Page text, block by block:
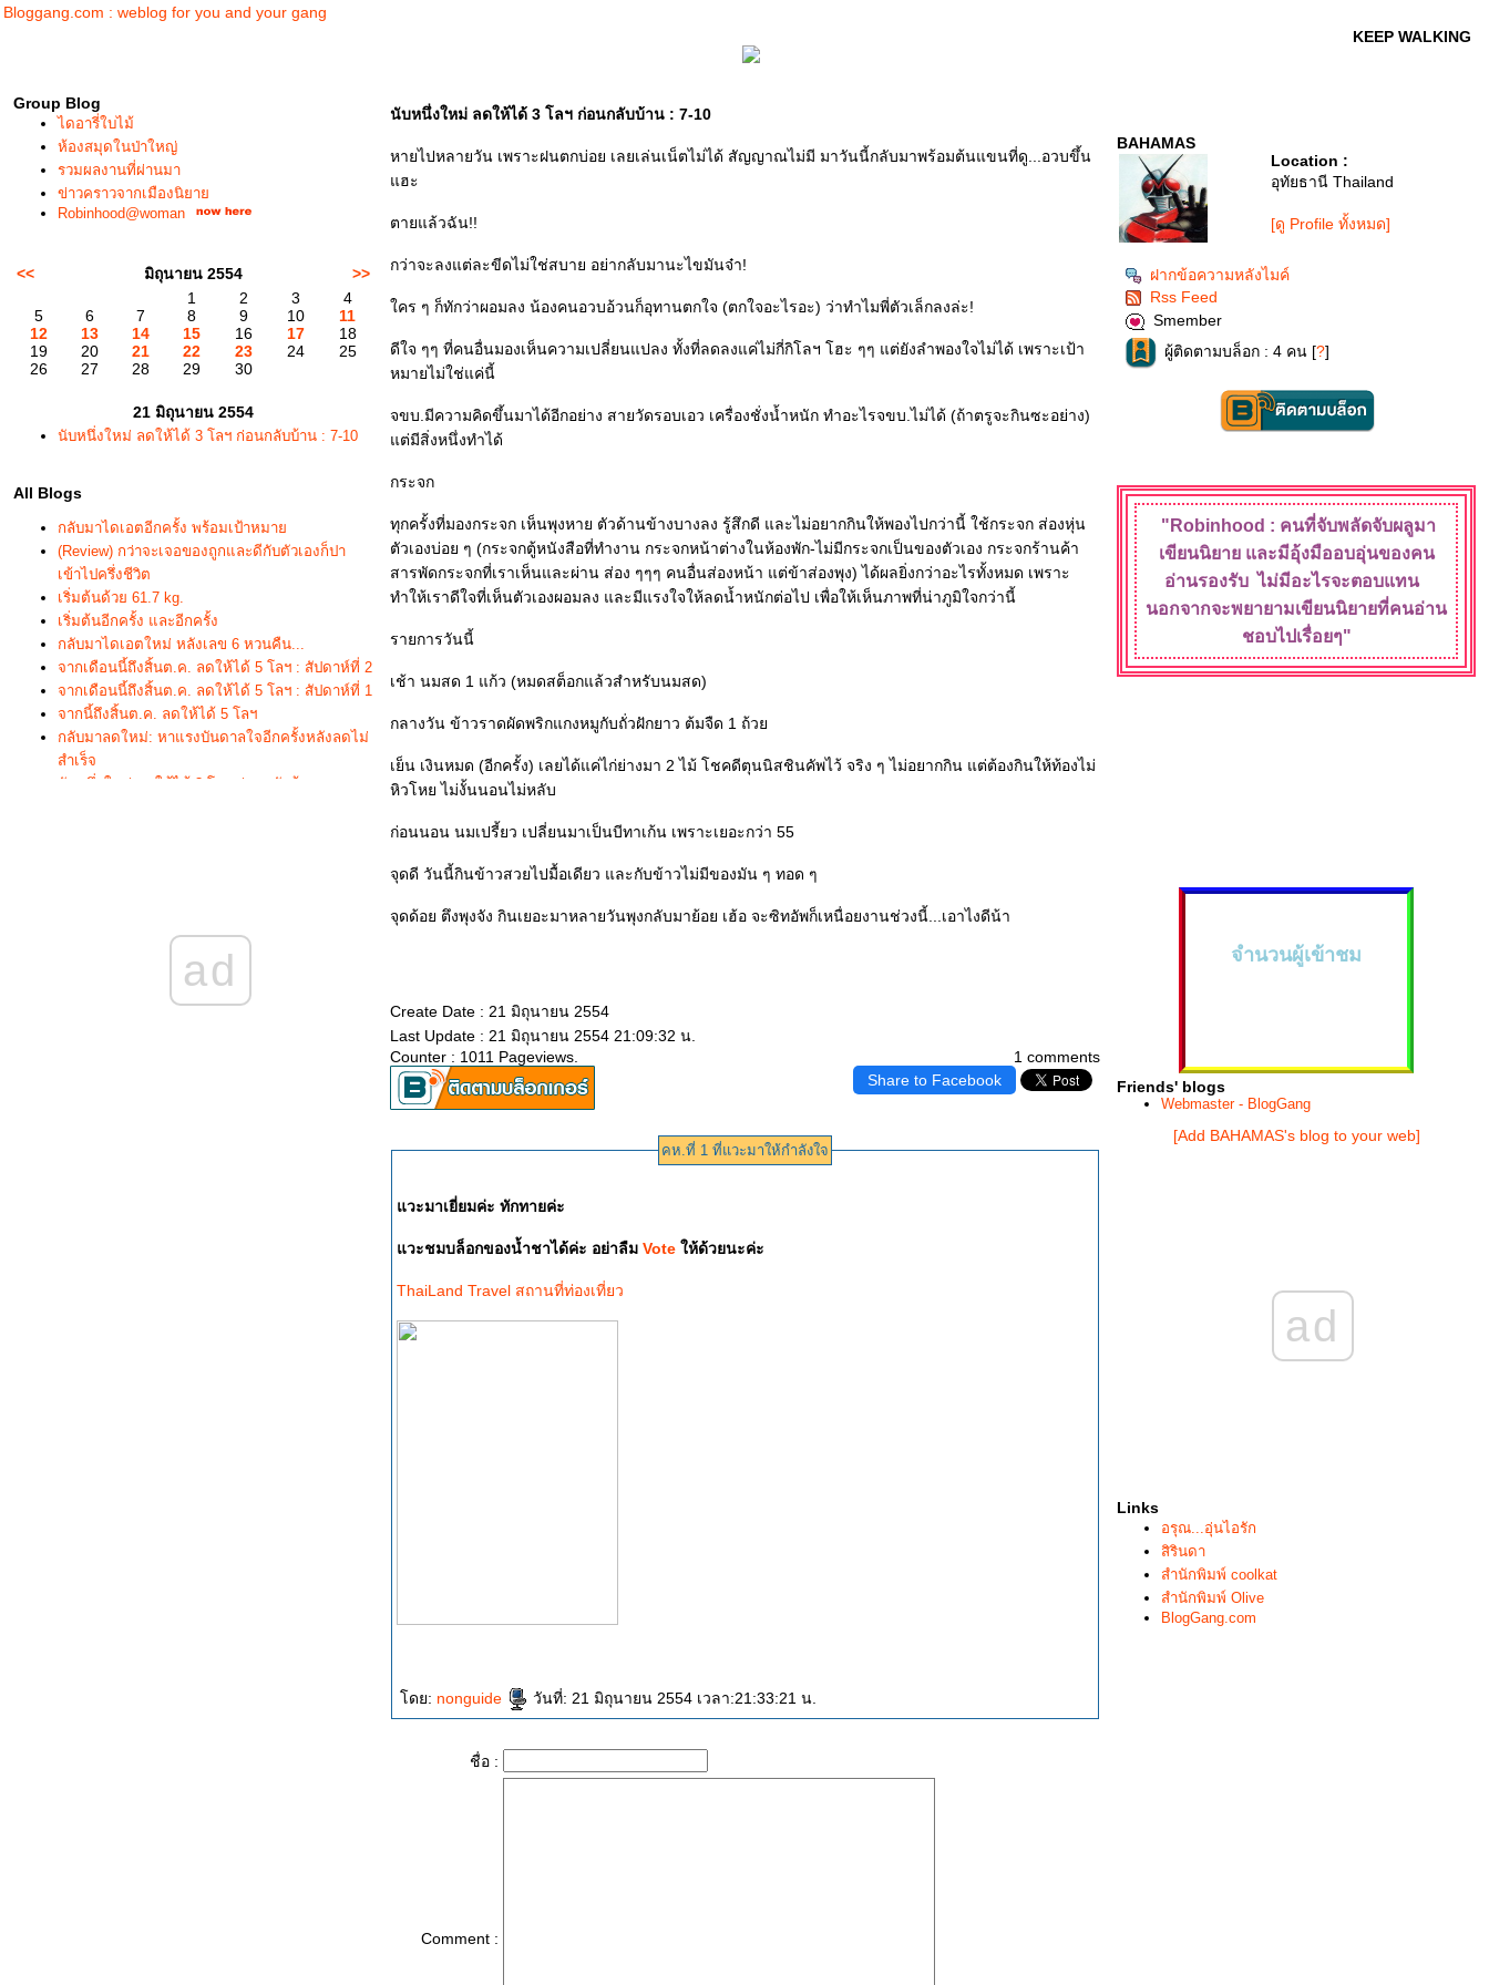
Bloggang.com : weblog for you and your gang
KEEP WALKING
Group Blog
ไดอารี่ใบไม้
ห้องสมุดในป่าใหญ่
รวมผลงานที่ผ่านมา
ข่าวคราวจากเมืองนิยา
Robinhood@woman
<< มิถุนายน 2554
>>
1
2 3
4
5
6 7 8 9 10
11
12
13 14 15 16 17
18
19
20 21 22 23 24
25
26
27 28 29 30
21 มิถุนายน 2554
นับหนึ่งใหม่ ลดให้ได้ 3 โลฯ ก่อนกลับบ้าน : 7-10
All Blogs
กลับมาไดเอตอีกครั้ง พร้อมเป้าหมา
(Review) กว่าจะเจอของถูกและดีกับตัวเองก็ปา
เข้าไปครึ่งชีวิต
เริ่มต้นด้วย 61.7 kg.
เริ่มต้นอีกครั้ง และอีกครั้ง
กลับมาไดเอตใหม่ หลังเลข 6 หวนคืน...
จากเดือนนี้ถึงสิ้นต.ค. ลดให้ได้ 5 โลฯ : สัปดาห์ที่ 2
จากเดือนนี้ถึงสิ้นต.ค. ลดให้ได้ 5 โลฯ : สัปดาห์ที่ 1
จากนี้ถึงสิ้นต.ค. ลดให้ได้ 5 โลฯ
กลับมาลดใหม่: หาแรงบันดาลใจอีกครั้งหลังลดไม่
สำเร็จ
นับหนึ่งใหม่ ลดให้ได้ 3 โลฯ ก่อนกลับบ้าน
นับหนึ่งใหม่ ลดให้ได้ 3 โลฯ ก่อนกลับบ้าน : 2
นับหนึ่งใหม่ ลดให้ได้ 3 โลฯ ก่อนกลับบ้าน
ad
นับหนึ่งใหม่ ลดให้ได้ 3 โลฯ ก่อนกลับบ้าน : 7-10
หายไปหลายวัน เพราะฝนตกบ่อย เลยเล่นเน็ตไม่ได้ สัญญาณไม่มี มาวันนี้กลับมาพร้อมต้นแขนที่ดู...อวบขึ้น
ฮะ
ตายแล้วฉัน!!
กว่าจะลงแต่ละขีดไม่ใช่สบาย อย่ากลับมานะไขมันจ๋า!
คร ๆ ก็ทักว่าผอมลง น้องคนอวบอ้วนก็อุทานตกใจ (ตกใจอะไรอะ) ว่าทำไมพี่ตัวเล็กลงล่ะ!
ดีใจ ๆๆ ที่คนอื่นมองเห็นความเปลี่ยนแปลง ทั้งที่ลดลงแค่ไม่กี่กิโลฯ โฮะ ๆๆ แต่ยังลำพองใจไม่ได้ เพราะเป้า
หมายไม่ใช่แค่นี้
จขบ.มีความคิดขึ้นมาได้อีกอย่าง สายวัดรอบเอว เครื่องชั่งน้ำหนัก ทำอะไรจขบ.ไม่ได้ (ถ้าตรูจะกินซะอย่าง)
ต่มีสิ่งหนึ่งทำได้
กระจก
ทุกครั้งที่มองกระจก เห็นพุงหาย ตัวด้านข้างบางลง รู้สึกดี และไม่อยากกินให้พองไปกว่านี้ ใช้กระจก ส่องหุ่น
ตัวเองบ่อย ๆ (กระจกตู้หนังสือที่ทำงาน กระจกหน้าต่างในห้องพัก-ไม่มีกระจกเป็นของตัวเอง กระจกร้านค้า
สารพัดกระจกที่เราเห็นและผ่าน ส่อง ๆๆๆ คนอื่นส่องหน้า แต่ข้าส่องพุง) ได้ผลยิ่งกว่าอะไรทั้งหมด เพราะ
ทำให้เราดีใจที่เห็นตัวเองผอมลง และมีแรงใจให้ลดน้ำหนักต่อไป เพื่อให้เห็นภาพที่น่าภูมิใจกว่านี้
รายการวันนี้
เช้า นมสด 1 แก้ว (หมดสต็อกแล้วสำหรับนมสด)
กลางวัน ข้าวราดผัดพริกแกงหมูกับถั่วฝักยาว ต้มจืด 1 ถ้ว
เย็น เงินหมด (อีกครั้ง) เลยได้แค่ไก่ย่างมา 2 ไม้ โชคดีตุนนิสชินคัพไว้ จริง ๆ ไม่อยากกิน แต่ต้องกินให้ท้องไม่
หิวโหย ไม่งั้นนอนไม่หลับ
ก่อนนอน นมเปรี้ยว เปลี่ยนมาเป็นบีทาเก้น เพราะเยอะกว่า 55
จุดดี วันนี้กินข้าวสวยไปมื้อเดียว และกับข้าวไม่มีของมัน ๆ ทอด ๆ
จุดด้อย ตึงพุงจัง กินเยอะมาหลายวันพุงกลับมาย้อย เฮ้อ จะซิทอัพก็เหนื่อยงานช่วงนี้...เอาไงดีน้า
Create Date : 21 มิถุนายน 2554
Last Update : 21 มิถุนายน 2554 21:09:32 น.
1 comments
Counter : 1011 Pageviews.
Share to Facebook
คห.ที่ 1 ที่แวะมาให้กำลังใจ
วะมาเยี่ยมค่ะ ทักทายค่ะ
วะชมบล็อกของน้ำชาได้ค่ะ อย่าลืม Vote ห้ด้วยนะค่ะ
ThaiLand Travel สถานที่ท่องเที่ยว
ดย: nonguide วันที่: 21 มิถุนายน 2554 เวลา:21:33:21 น.
ชื่อ :
Comment :
BAHAMAS
Location :
อุทัยธานี Thailand
[ดู Profile ทั้งหมด]
ฝากข้อความหลังไมค์
Rss Feed
Smember
ผู้ติดตามบล็อก : 4 คน [?]
"Robinhood : คนที่จับพลัดจับผลูมา
เขียนนิยา ละมีอุ้งมืออบอุ่นของคน
อ่านรองรับไม่มีอะไรจะตอบแทน
นอกจากจะพยายามเขียนนิยายที่คนอ่าน
ชอบไปเรื่อยๆ"
จำนวนผู้เข้าชม
Friends' blogs
Webmaster - BlogGang
[Add BAHAMAS's blog to your web]
ad
Links
อรุณ...อุ่นไอรัก
สิรินดา
สำนักพิมพ์ coolkat
สำนักพิมพ์ Olive
BlogGang.com